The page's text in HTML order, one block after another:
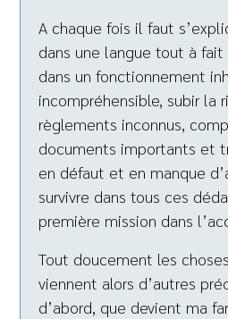
A chaque fois il faut
dans une langue tout à fait
dans un fonctionnement
incompréhensible, subir la
règlements inconnus,
documents importants et
en défaut et en manque
survivre dans tous ces
première mission dans
Tout doucement les
viennent alors d’autres
d’abord, que devient ma